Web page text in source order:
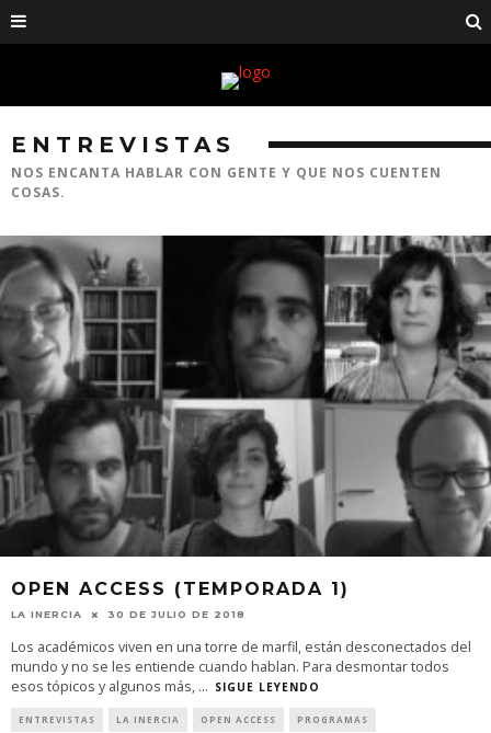
ENTREVISTAS
NOS ENCANTA HABLAR CON GENTE Y QUE NOS CUENTEN
COSAS.
OPEN ACCESS (TEMPORADA 1)
LA INERCIA 30 DE JULIO DE 2018
Los académicos viven en una torre de marfil, están desconectados del
mundo y no se les entiende cuando hablan. Para desmontar todos
esos tópicos y algunos más, ... SIGUE LEYENDO
ENTREVISTAS LA INERCIA OPEN ACCESS PROGRAMAS